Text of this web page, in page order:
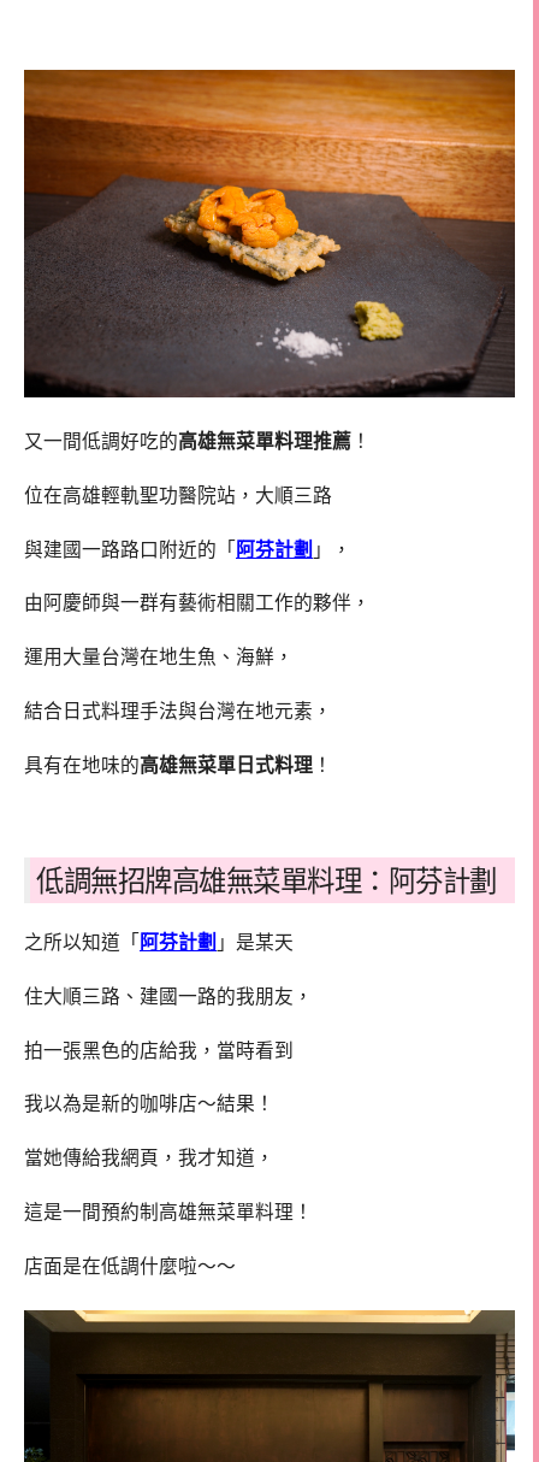
又一間低調好吃的高雄無菜單料理推薦 ！
位在高雄輕軌聖功醫院站，大順三路
與建國一路路口附近的「 阿芬計劃 」，
由阿慶師與一群有藝術相關工作的夥伴，
運用大量台灣在地生魚、海鮮，
結合日式料理手法與台灣在地元素，
具有在地味的高雄無菜單日式料理 ！
低調無招牌高雄無菜單料理：阿芬計劃
之所以知道「 阿芬計劃 」是某天
住大順三路、建國一路的我朋友，
拍一張黑色的店給我，當時看到
我以為是新的咖啡店～結果！
當她傳給我網頁，我才知道，
這是一間預約制高雄無菜單料理！
店面是在低調什麼啦～～